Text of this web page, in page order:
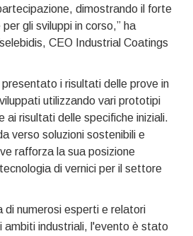
dimostrando il forte
gli sviluppi in corso,” ha
CEO Industrial Coatings
presentato i risultati delle prove in
utilizzando vari prototipi
ai risultati delle specifiche iniziali.
verso soluzioni sostenibili e
rafforza la sua posizione
di vernici per il settore
di numerosi esperti e relatori
ambiti industriali, l'evento è stato